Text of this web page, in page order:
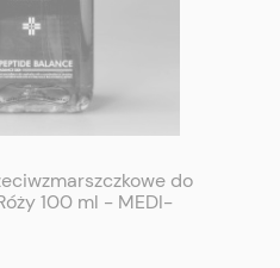
do
100 ml - MEDI-